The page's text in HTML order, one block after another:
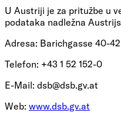
U Austriji je za pritužbe u
podataka nadležna
Adresa: Barichgasse 40-
Telefon: +43 1 52 152-0
E-Mail: dsb@dsb.gv.at
Web: www.dsb.gv.at